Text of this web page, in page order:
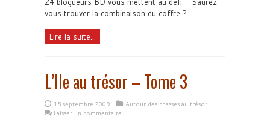
vous trouver la combinaison du coffre ?
Lire la suite...
L’Ile au trésor – Tome 3
18 septembre 2009
Autour des chasses au trésor
Laisser un commentaire